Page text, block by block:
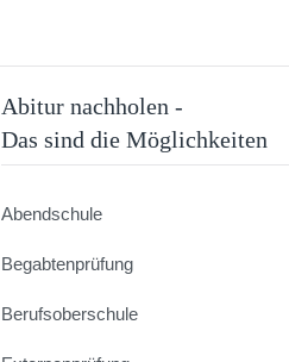
Abitur nachholen -
Das sind die Möglichkeiten
Abendschule
Begabtenprüfung
Berufsoberschule